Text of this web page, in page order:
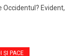
Occidentul? Evident,
ŞI PACE